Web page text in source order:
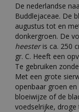
De nederlandse
Buddlejaceae. De
augustus tot en
donkergroen. De
heesteris ca. 250
gr. C. Heeft een
Te gebruiken
Met een grote
openbaar groen
bloeiwijze of de
voedselrijke,